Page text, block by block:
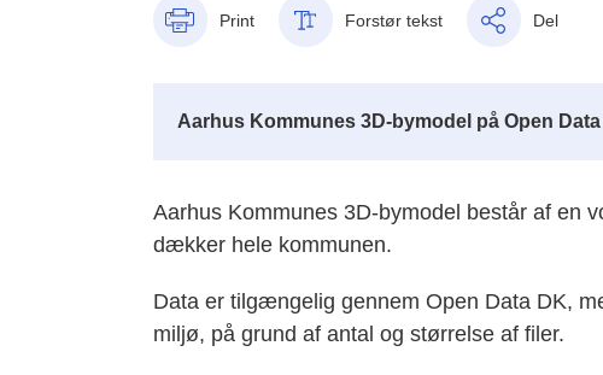
Print Forstør tekst Del
Aarhus Kommunes 3D-bymodel på Open Data
Aarhus Kommunes 3D-bymodel består af en
dækker hele kommunen.
Data er tilgængelig gennem Open Data DK,
miljø, på grund af antal og størrelse af filer.